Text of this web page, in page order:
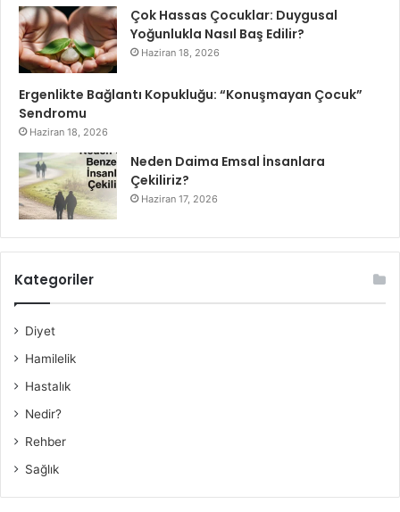
Çok Hassas Çocuklar: Duygusal
Yoğunlukla Nasıl Baş Edilir?
Haziran 18, 2026
Ergenlikte Bağlantı Kopukluğu: “Konuşmayan Çocuk”
Sendromu
Haziran 18, 2026
Neden Daima Emsal İnsanlara
Çekiliriz?
Haziran 17, 2026
Kategoriler
Diyet
Hamilelik
Hastalık
Nedir?
Rehber
Sağlık